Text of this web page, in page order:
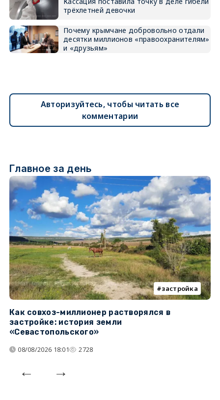
трёхлетней девочки
Почему крымчане добровольно отдали
десятки миллионов «правоохранителям»
и «друзьям»
Авторизуйтесь, чтобы читать все
комментарии
Главное за день
застройка
Как совхоз-миллионер растворялся в
застройке: история земли
«Севастопольского»
08/08/2026 18:01 2728